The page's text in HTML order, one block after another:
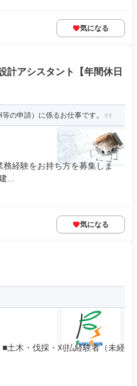
気になる
計アシスタント【年間休日
の申請）に係るお仕事です。
経験をお持ち方を募集しま
...
気になる
土木・伐採・刈払経験者（未経